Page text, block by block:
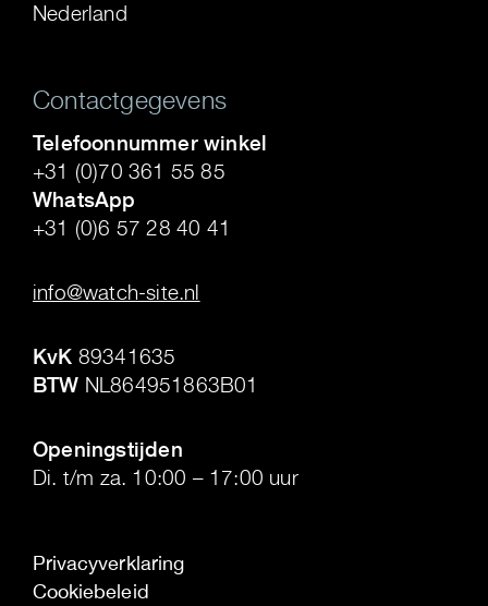
Nederland
Contactgegevens
Telefoonnummer winkel
+31 (0)70 361 55 85
WhatsApp
+31 (0)6 57 28 40 41
info@watch-site.nl
KvK 89341635
BTW NL864951863B01
Openingstijden
Di. t/m za. 10:00 – 17:00 uur
Privacyverklaring
Cookiebeleid